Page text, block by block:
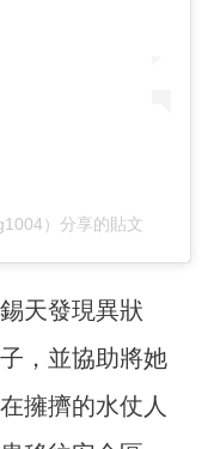
）分享的貼文
天發現異狀
，並協助將她
擁擠的水仗人